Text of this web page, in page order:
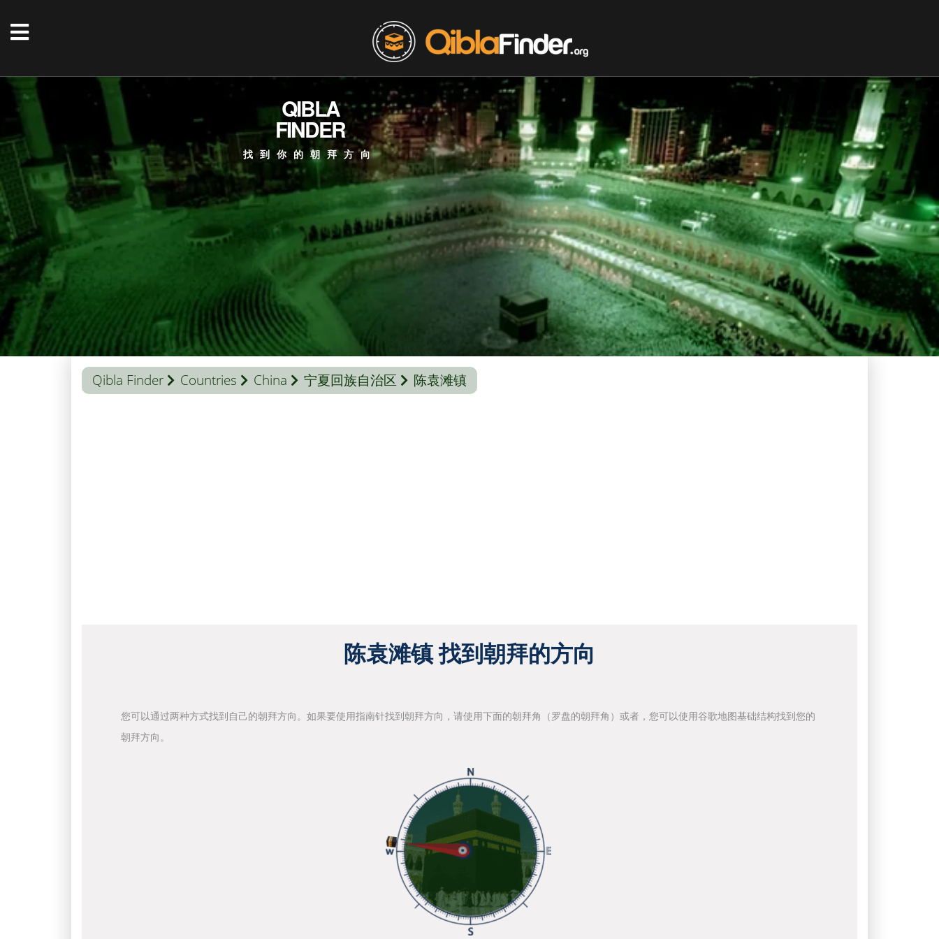
QIBLA
FINDER
找到你的朝拜方向
Qibla Finder Countries China 宁夏回族自治区 陈袁滩镇
陈袁滩镇 找到朝拜的方向
您可以通过两种方式找到自己的朝拜方向。如果要使用指南针找到朝拜方向，请使用下面的朝拜角（罗盘的朝拜角）或者，您可以使用谷歌地图基础结构找到您的
朝拜方向。